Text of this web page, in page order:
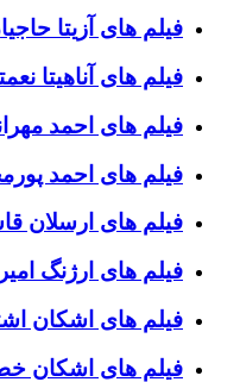
فیلم های آزیتا
فیلم های آناهیتا
فیلم های احمد
فیلم های احمد
فیلم های ارسلان
فیلم های ارژنگ
فیلم های اشکان
فیلم های اشکان